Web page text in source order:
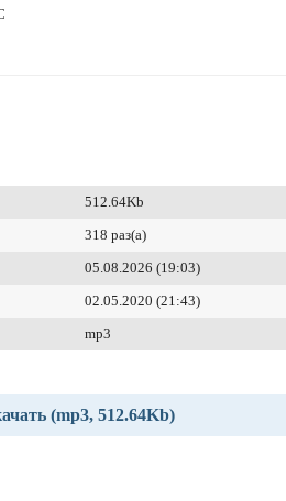
512.64Kb
318 раз(а)
05.08.2026 (19:03)
02.05.2020 (21:43)
mp3
(mp3, 512.64Kb)